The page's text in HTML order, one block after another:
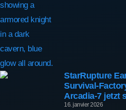
StarRupture
Survival-
Arcadia-7 jetzt
16. janvier 2026